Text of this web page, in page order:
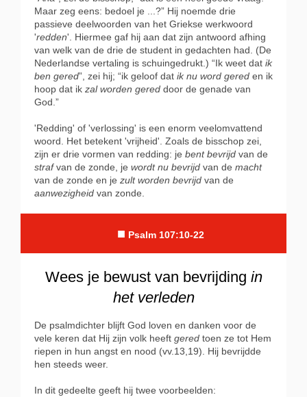
Maar zeg eens: bedoel je ...?” Hij noemde drie
passieve deelwoorden van het Griekse werkwoord
'redden'. Hiermee gaf hij aan dat zijn antwoord afhing
van welk van de drie de student in gedachten had. (De
Nederlandse vertaling is schuingedrukt.) “Ik weet dat ik
ben gered”, zei hij; “ik geloof dat ik nu word gered en ik
hoop dat ik zal worden gered door de genade van
God.”
'Redding' of 'verlossing' is een enorm veelomvattend
woord. Het betekent 'vrijheid'. Zoals de bisschop zei,
zijn er drie vormen van redding: je bent bevrijd van de
strafvan de zonde, je wordt nu bevrijd van de macht
van de zonde en je zult worden bevrijd van de
aanwezigheid van zonde.
■ Psalm 107:10-22
Wees je bewust van bevrijding in
het verleden
De psalmdichter blijft God loven en danken voor de
vele keren dat Hij zijn volk heeft gered toen ze tot Hem
riepen in hun angst en nood (vv.13,19). Hij bevrijdde
hen steeds weer.
In dit gedeelte geeft hij twee voorbeelden: